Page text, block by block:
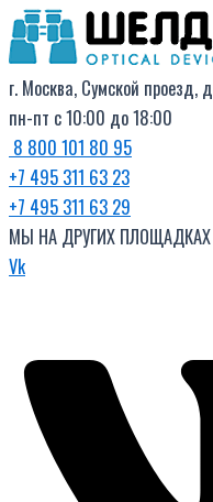
Перейти
к
содержимому
г. Москва, Сумской проезд,
пн-пт с 10:00 до 18:00
8 800 101 80 95
+7 495 311 63 23
+7 495 311 63 29
МЫ НА ДРУГИХ ПЛОЩАДКАХ
Vk
Поиск
товаров